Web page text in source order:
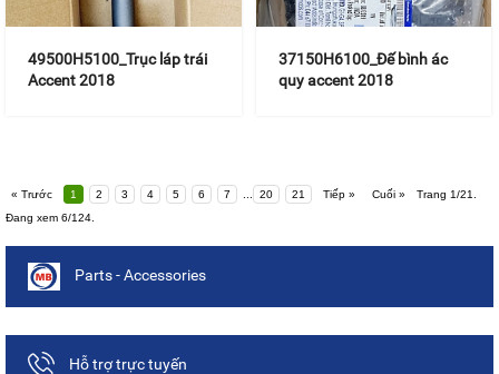
49500H5100_Trục láp trái
Accent 2018
37150H6100_Đế bình ác
quy accent 2018
« Trước 1 2 3 4 5 6 7 20 21 Tiếp » Cuối »
Trang 1/21.
Đang xem 6/124.
Parts - Accessories
Hỗ trợ trực tuyến